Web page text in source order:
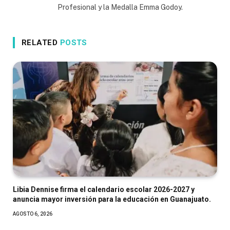
Profesional y la Medalla Emma Godoy.
RELATED POSTS
Libia Dennise firma el calendario escolar 2026-2027 y
anuncia mayor inversión para la educación en Guanajuato.
AGOSTO 6, 2026